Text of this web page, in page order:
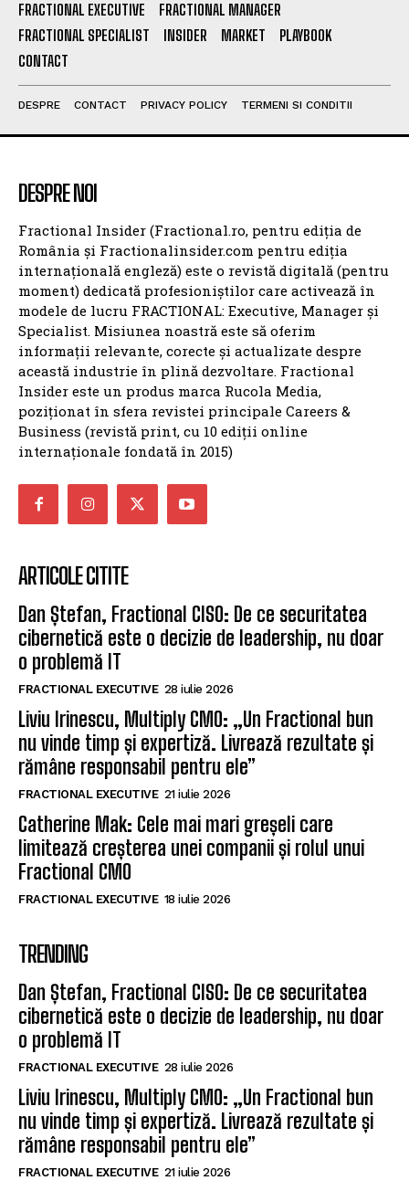
FRACTIONAL EXECUTIVE
FRACTIONAL MANAGER
FRACTIONAL SPECIALIST
INSIDER MARKET
PLAYBOOK
CONTACT
DESPRE CONTACT PRIVACY POLICY TERMENI SI CONDITII
DESPRE NOI
Fractional Insider (Fractional.ro, pentru ediția de
România și Fractionalinsider.com pentru ediția
internațională engleză) este o revistă digitală (pentru
moment) dedicată profesioniștilor care activează în
modele de lucru FRACTIONAL: Executive, Manager și
Specialist. Misiunea noastră este să oferim
informații relevante, corecte și actualizate despre
această industrie în plină dezvoltare. Fractional
Insider este un produs marca Rucola Media,
poziționat în sfera revistei principale Careers &
Business (revistă print, cu 10 ediții online
internaționale fondată în 2015)
ARTICOLE CITITE
Dan Ștefan, Fractional CISO: De ce securitatea
cibernetică este o decizie de leadership, nu doar
o problemă IT
FRACTIONAL EXECUTIVE 28 iulie 2026
Liviu Irinescu, Multiply CMO: „Un Fractional bun
nu vinde timp și expertiză. Livrează rezultate și
rămâne responsabil pentru ele”
FRACTIONAL EXECUTIVE 21 iulie 2026
Catherine Mak: Cele mai mari greșeli care
limitează creșterea unei companii și rolul unui
Fractional CMO
FRACTIONAL EXECUTIVE 18 iulie 2026
TRENDING
Dan Ștefan, Fractional CISO: De ce securitatea
cibernetică este o decizie de leadership, nu doar
o problemă IT
FRACTIONAL EXECUTIVE 28 iulie 2026
Liviu Irinescu, Multiply CMO: „Un Fractional bun
nu vinde timp și expertiză. Livrează rezultate și
rămâne responsabil pentru ele”
FRACTIONAL EXECUTIVE 21 iulie 2026